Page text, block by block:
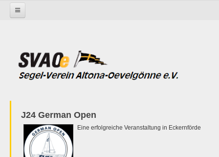
J24 German Open
Eine erfolgreiche Veranstaltung in Eckernförde